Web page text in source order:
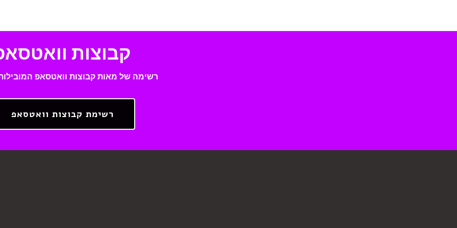
קבוצות
רשימה של מאות קבוצות וואטסאפ
רשימת קבוצות וואטסאפ